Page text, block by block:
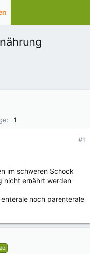
1
#1
im schweren Schock
nicht ernährt werden
noch parenterale